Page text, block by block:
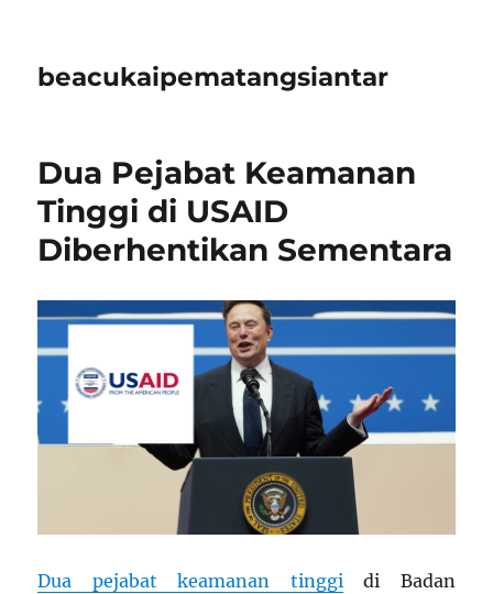
beacukaipematangsiantar
Dua Pejabat Keamanan
Tinggi di USAID
Diberhentikan Sementara
Dua pejabat keamanan tinggidi Badan